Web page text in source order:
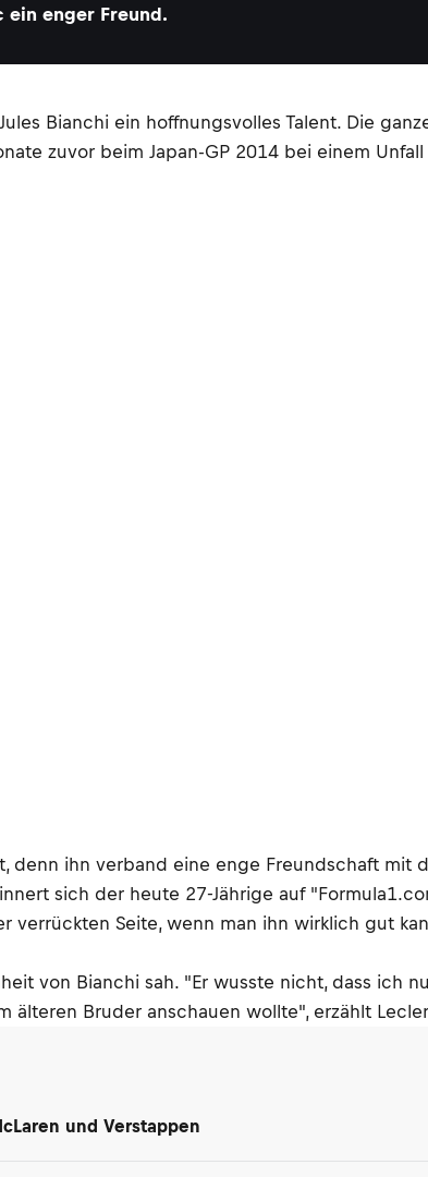
ein enger Freund.
Bianchi ein hoffnungsvolles Talent. Die
zuvor beim Japan-GP 2014 bei einem
denn ihn verband eine enge Freundschaft mit
sich der heute 27-Jährige auf
Seite, wenn man ihn wirklich gut
von Bianchi sah. "Er wusste nicht, dass ich
älteren Bruder anschauen wollte", erzählt
und Verstappen